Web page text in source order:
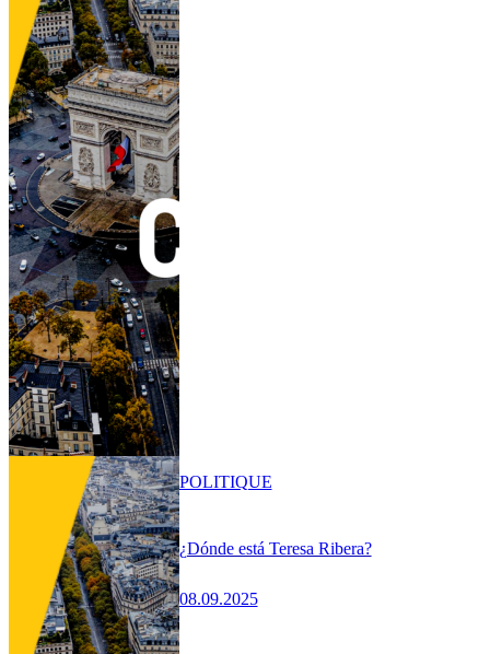
¿Dónde está Teresa Ribera?
08.09.2025
POLITIQUE